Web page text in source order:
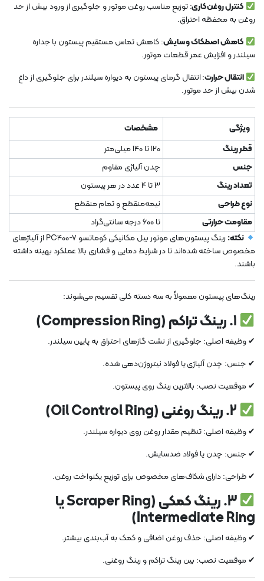
کنترل روغن‌کاری: توزیع مناسب روغن موتور و جلوگیری از ورود بیش از حد
روغن به محفظه احتراق.
کاهش اصطکاک و سایش: کاهش تماس مستقیم پیستون با جداره
سیلندر و افزایش عمر قطعات موتور.
انتقال حرارت: انتقال گرمای پیستون به دیواره سیلندر برای جلوگیری از داغ
شدن بیش از حد موتور.
ویژگی
مشخصات
قطر رینگ
120 تا 140 میلی‌متر
جنس
چدن آلیاژی مقاوم
تعداد رینگ
3 تا 4 عدد در هر پیستون
نوع طراحی
نیمه‌منقطع و تمام منقطع
مقاومت حرارتی
تا 600 درجه سانتی‌گراد
نکته:
رینگ پیستون‌های موتور بیل مکانیکی کوماتسو PC400-7 از آلیاژهای
مخصوص ساخته شده‌اند تا در شرایط دمایی و فشاری بالا عملکرد بهینه داشته
باشند.
رینگ‌های پیستون معمولاً به سه دسته کلی تقسیم می‌شوند:
رینگ تراکم (Compression Ring)
✔ وظیفه اصلی: جلوگیری از نشت گازهای احتراق به پایین سیلندر.
✔ جنس: چدن آلیاژی یا فولاد نیتروژن‌دهی شده.
✔ موقعیت نصب: بالاترین رینگ روی پیستون.
رینگ روغنی (Oil Control Ring)
✔ وظیفه اصلی: تنظیم مقدار روغن روی دیواره سیلندر.
✔ جنس: چدن یا فولاد ضدسایش.
✔ طراحی: دارای شکاف‌های مخصوص برای توزیع یکنواخت روغن.
رینگ کمکی (Scraper Ring یا
Intermediate Ring)
✔ وظیفه اصلی: حذف روغن اضافی و کمک به آب‌بندی بیشتر.
✔ موقعیت نصب: بین رینگ تراکم و رینگ روغنی.